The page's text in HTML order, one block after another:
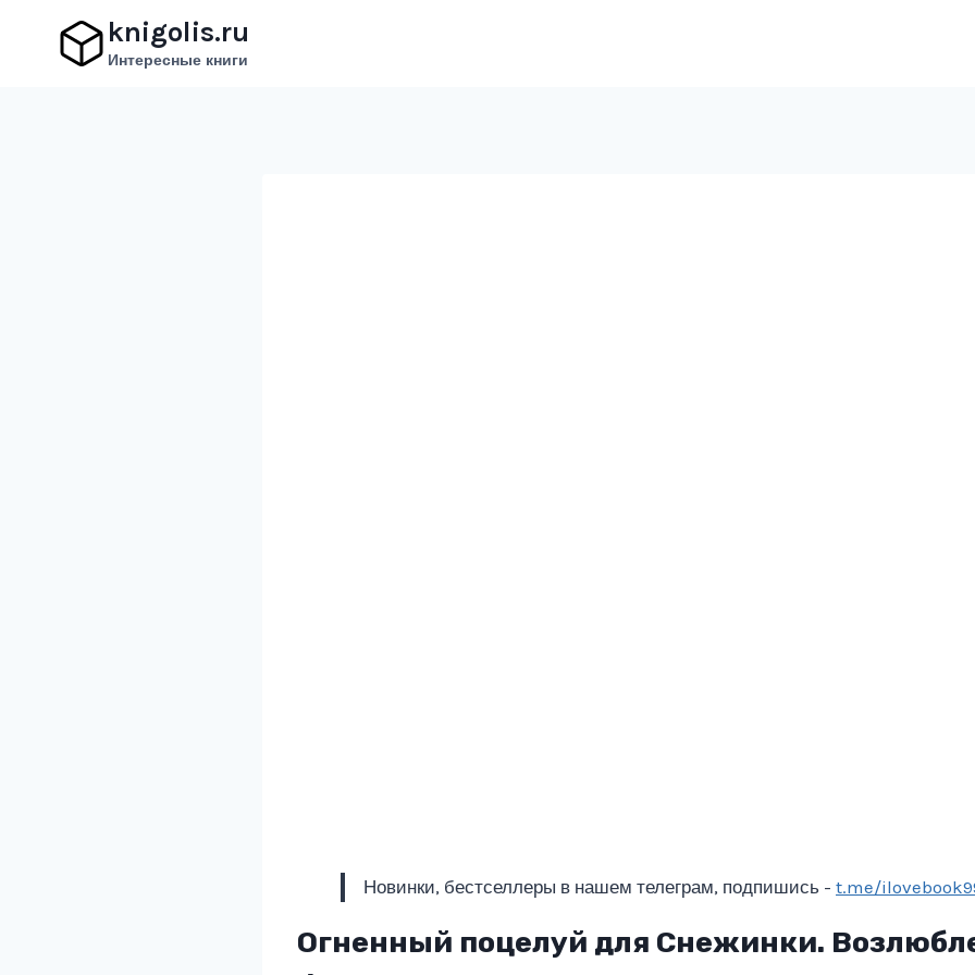
содержимому
knigolis.ru
Интересные книги
Новинки, бестселлеры в нашем телеграм, подпишись - t.me/
Огненный поцелуй для Снежинки.